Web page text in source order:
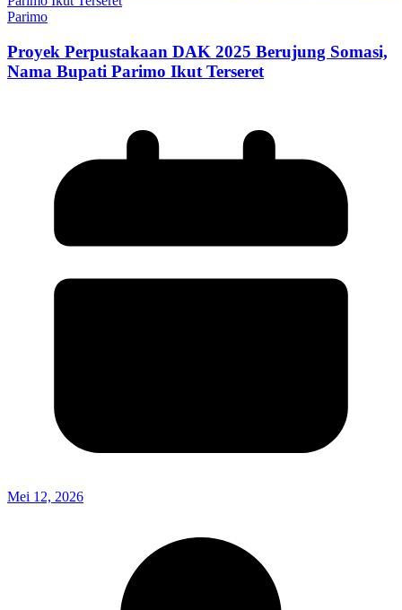
Parimo
Proyek Perpustakaan DAK 2025 Berujung Somasi,
Nama Bupati Parimo Ikut Terseret
Mei 12, 2026